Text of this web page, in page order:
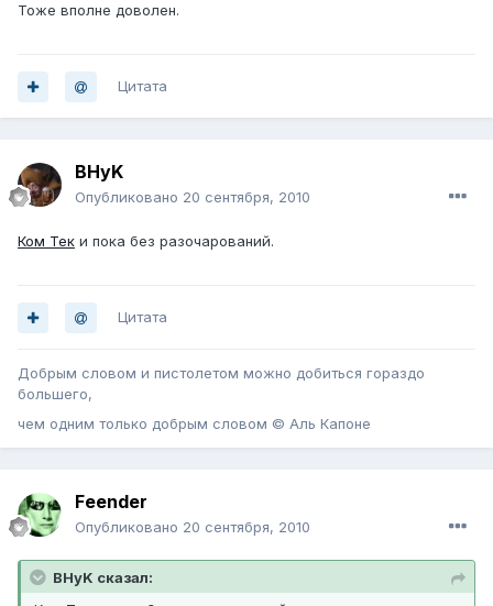
Тоже вполне доволен.
Цитата
BHyK
Опубликовано 20 сентября, 2010
Ком Тек и пока без разочарований.
Цитата
Добрым словом и пистолетом можно добиться гораздо
большего,
чем одним только добрым словом © Аль Капоне
Feender
Опубликовано 20 сентября, 2010
BHyK сказал: